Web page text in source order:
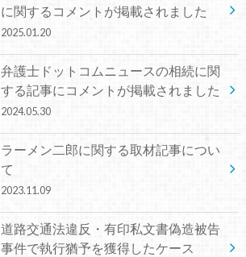
に関するコメントが掲載されました
2025.01.20
弁護士ドットコムニュースの相続に関
する記事にコメントが掲載されました
2024.05.30
ラーメン二郎に関する取材記事につい
て
2023.11.09
道路交通法違反・有印私文書偽造被告
事件で執行猶予を獲得したケース